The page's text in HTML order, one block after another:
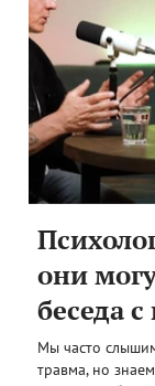
они
беседа
Мы часто
травма, но